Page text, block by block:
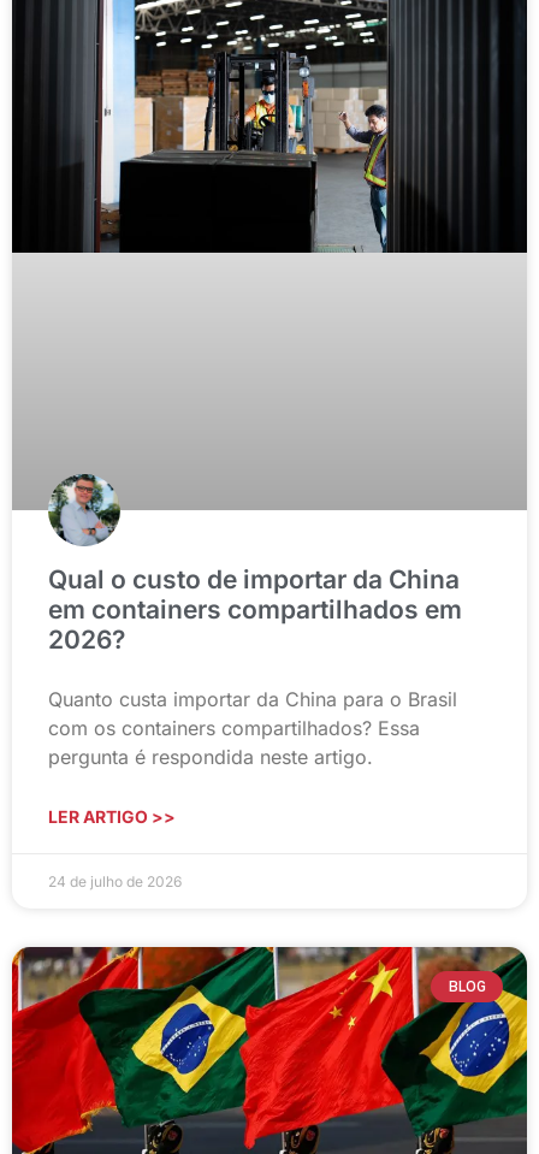
Qual o custo de importar da China
em containers compartilhados em
2026?
Quanto custa importar da China para o Brasil
com os containers compartilhados? Essa
pergunta é respondida neste artigo.
LER ARTIGO >>
24 de julho de 2026
BLOG